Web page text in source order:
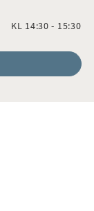
KL 14:30 - 15:30